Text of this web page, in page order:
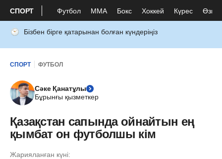
СПОРТ Футбол ММА Бокс Хоккей Күрес Өзге
Бізбен бірге қатарынан болған күндеріңіз
СПОРТ ФУТБОЛ
Сәке Қанатұлы
Бұрынғы қызметкер
Қазақстан сапында ойнайтын ең
қымбат он футболшы кім
Жарияланған күні: